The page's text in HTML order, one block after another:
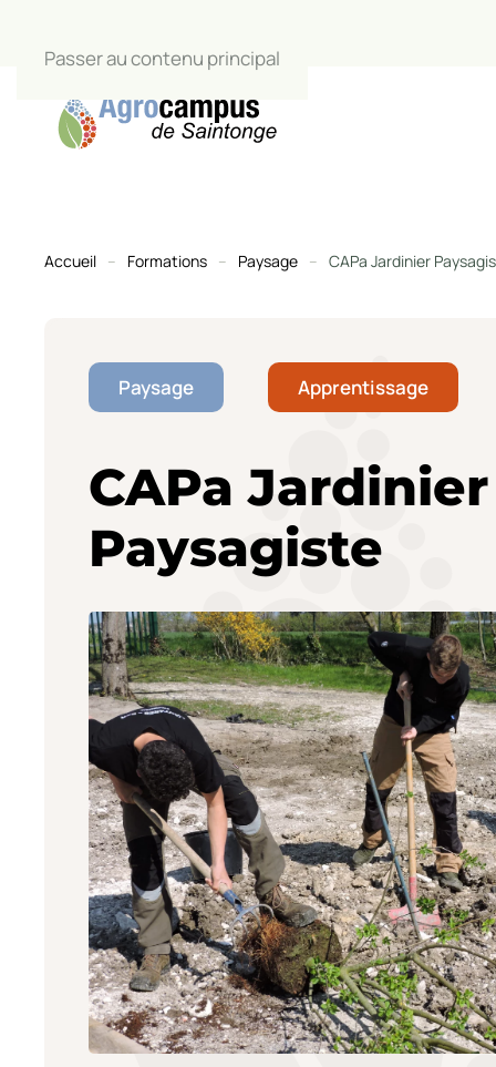
Passer au contenu principal
Accueil Formations Paysage CAPa Jardinier
Paysage Apprentissage
CAPa Jardinier
Paysagiste